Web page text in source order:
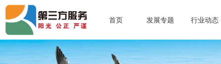
首页 发展专题 行业动态